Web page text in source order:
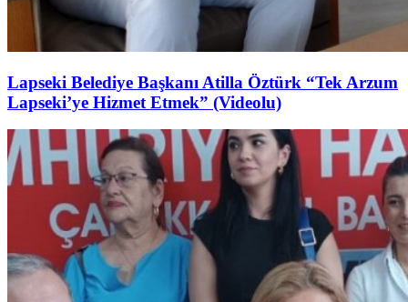
Lapseki Belediye Başkanı Atilla Öztürk “Tek Arzum
Lapseki’ye Hizmet Etmek” (Videolu)